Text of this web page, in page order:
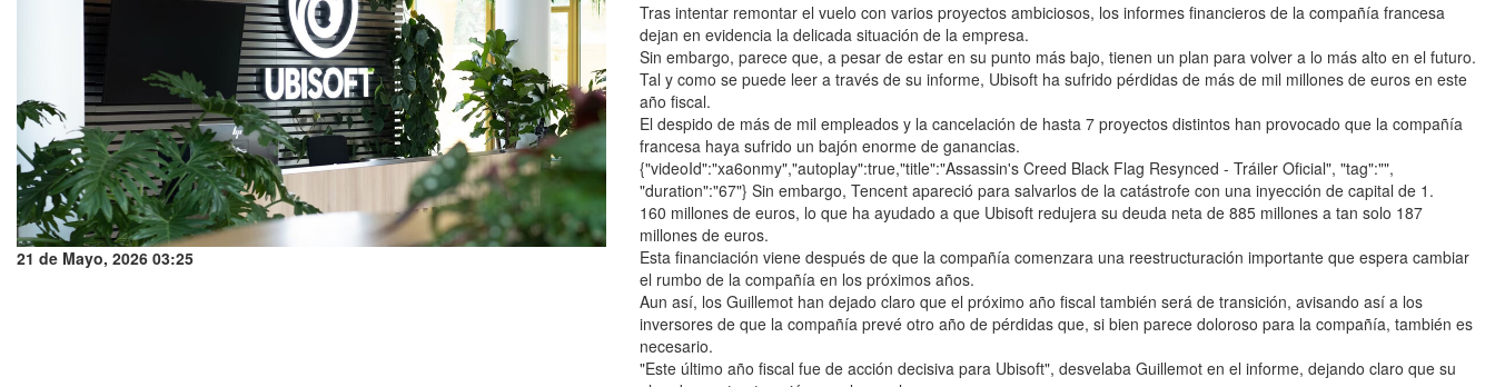
21 de Mayo, 2026 03:25
Tras intentar remontar el vuelo con varios proyectos ambiciosos, los informes financieros de la compañía francesa
dejan en evidencia la delicada situación de la empresa.
Sin embargo, parece que, a pesar de estar en su punto más bajo, tienen un plan para volver a lo más alto en el futuro.
Tal y como se puede leer a través de su informe, Ubisoft ha sufrido pérdidas de más de mil millones de euros en este
año fiscal.
El despido de más de mil empleados y la cancelación de hasta 7 proyectos distintos han provocado que la compañía
francesa haya sufrido un bajón enorme de ganancias.
{"videoId":"xa6onmy","autoplay":true,"title":"Assassin's Creed Black Flag Resynced - Tráiler Oficial", "tag":"",
"duration":"67"} Sin embargo, Tencent apareció para salvarlos de la catástrofe con una inyección de capital de 1.
160 millones de euros, lo que ha ayudado a que Ubisoft redujera su deuda neta de 885 millones a tan solo 187
millones de euros.
Esta financiación viene después de que la compañía comenzara una reestructuración importante que espera cambiar
el rumbo de la compañía en los próximos años.
Aun así, los Guillemot han dejado claro que el próximo año fiscal también será de transición, avisando así a los
inversores de que la compañía prevé otro año de pérdidas que, si bien parece doloroso para la compañía, también es
necesario.
"Este último año fiscal fue de acción decisiva para Ubisoft", desvelaba Guillemot en el informe, dejando claro que su